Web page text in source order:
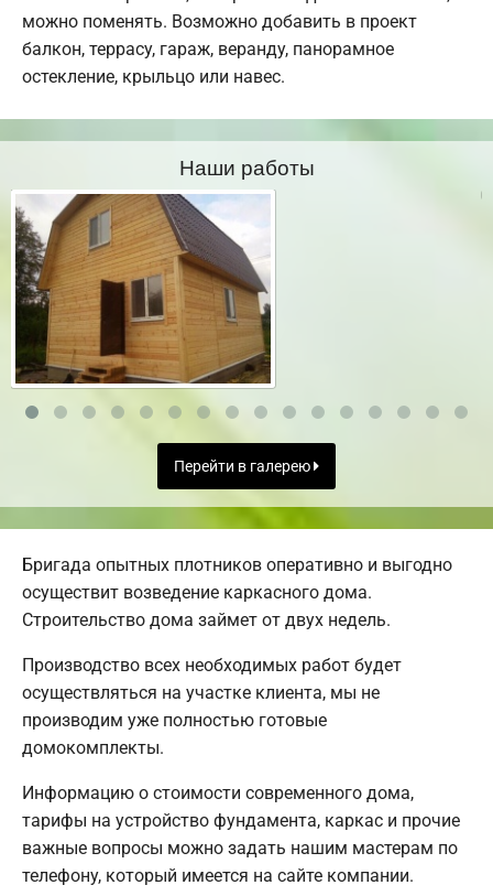
можно поменять. Возможно добавить в проект
балкон, террасу, гараж, веранду, панорамное
остекление, крыльцо или навес.
Наши работы
Перейти в галерею
Бригада опытных плотников оперативно и выгодно
осуществит возведение каркасного дома.
Строительство дома займет от двух недель.
Производство всех необходимых работ будет
осуществляться на участке клиента, мы не
производим уже полностью готовые
домокомплекты.
Информацию о стоимости современного дома,
тарифы на устройство фундамента, каркас и прочие
важные вопросы можно задать нашим мастерам по
телефону, который имеется на сайте компании.